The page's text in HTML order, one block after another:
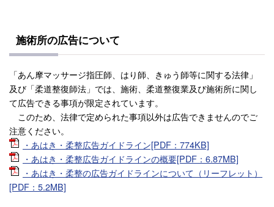
施術所の広告について
「あん摩マッサージ指圧師、はり師、きゅう師等に関する法律」
及び「柔道整復師法」では、施術、柔道整復業及び施術所に関し
て広告できる事項が限定されています。
このため、法律で定められた事項以外は広告できませんのでご
注意ください。
・あはき・柔整広告ガイドライン[PDF：774KB]
・あはき・柔整広告ガイドラインの概要[PDF：6.87MB]
・あはき・柔整の広告ガイドラインについて（リーフレット）
[PDF：5.2MB]